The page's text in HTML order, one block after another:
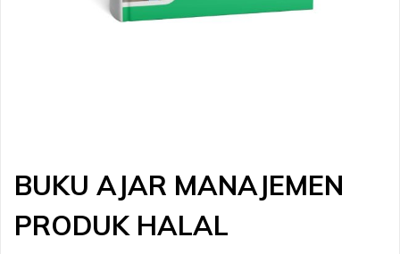
BUKU AJAR MANAJEMEN
PRODUK HALAL